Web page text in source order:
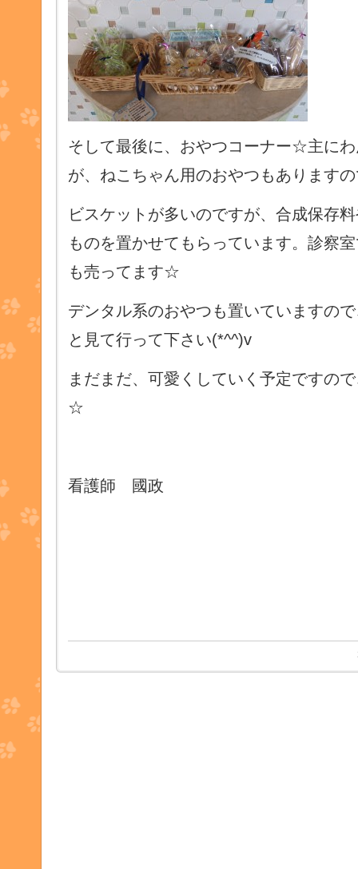
そして最後に、おやつコーナー☆主に
が、ねこちゃん用のおやつもあります
ビスケットが多いのですが、合成保存
ものを置かせてもらっています。診察
も売ってます☆
デンタル系のおやつも置いていますの
と見て行って下さい(*^^)v
まだまだ、可愛くしていく予定ですの
☆
看護師 國政